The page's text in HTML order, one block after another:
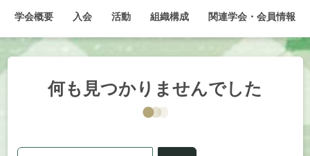
学会概要 入会 活動 組織構成 関連学会 ・ 会員情報
何も 見つかりませんでした